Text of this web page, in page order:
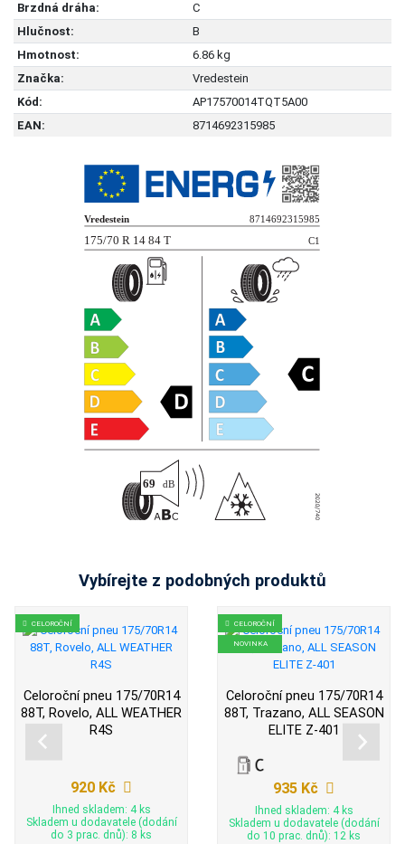
Brzdná dráha:
C
Hlučnost:
B
Hmotnost:
6.86 kg
Značka:
Vredestein
Kód:
AP17570014TQT5A00
EAN:
8714692315985
Vybírejte z podobných produktů
CELOROČNÍ
Celoroční pneu 175/70R14
88T, Rovelo, ALL WEATHER
R4S
920 Kč
Ihned skladem: 4 ks
Skladem u dodavatele (dodání
do 3 prac. dnů): 8 ks
CELOROČNÍ
NOVINKA
Celoroční pneu 175/70R14
88T, Trazano, ALL SEASON
ELITE Z-401
935 Kč
Ihned skladem: 4 ks
Skladem u dodavatele (dodání
do 10 prac. dnů): 12 ks